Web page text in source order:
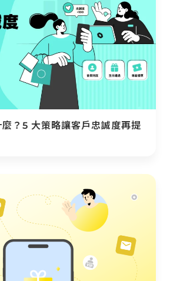
？5 大策略讓客戶忠誠度再提